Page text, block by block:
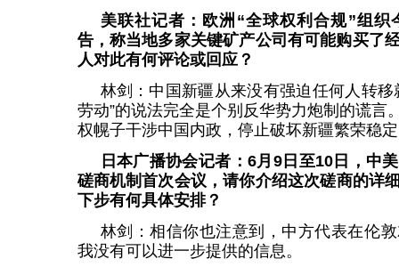
美联社记者：欧洲“全球权利合规”组
告，称当地多家关键矿产公司有可能购买了
人对此有何评论或回应？
林剑：中国新疆从来没有强迫任何人转
劳动”的说法完全是个别反华势力炮制的谎言
权幌子干涉中国内政，停止破坏新疆繁荣稳
日本广播协会记者：6月9日至10日，中
磋商机制首次会议，请你介绍这次磋商的详
下步有何具体安排？
林剑：相信你也注意到，中方代表在伦
我没有可以进一步提供的信息。